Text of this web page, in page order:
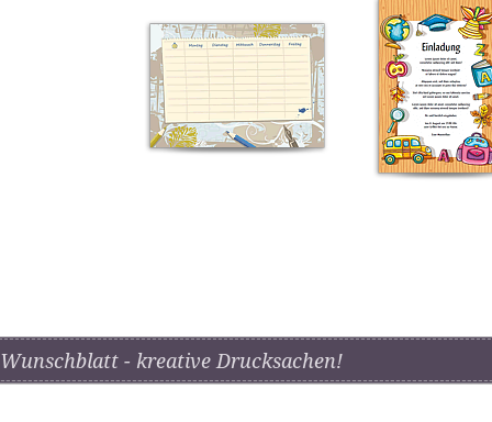
Wunschblatt - kreative Drucksachen!